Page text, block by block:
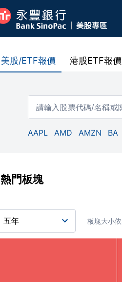
美股/ETF報價 港股ETF報價
AAPL AMD AMZN BA
熱門板塊
板塊大小